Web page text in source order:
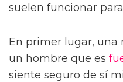
suelen funcionar
En primer lugar, una
un hombre que es
siente seguro de sí